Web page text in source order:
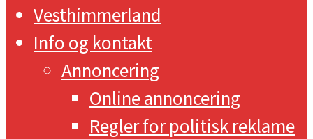
Vesthimmerland
Info og kontakt
Annoncering
Online annoncering
Regler for politisk reklame